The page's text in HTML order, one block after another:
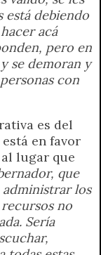
está debiendo
acá
pero en
se demoran y
con
es del
en favor
lugar que
que
administrar los
no
Sería